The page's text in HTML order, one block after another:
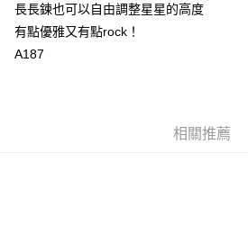
付款後全家取貨
每筆NT$60
長長鍊也可以自由調整星星的高度
有點優雅又有點rock！
A187
相關推薦